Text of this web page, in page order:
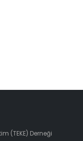
(TEKE) Derneği